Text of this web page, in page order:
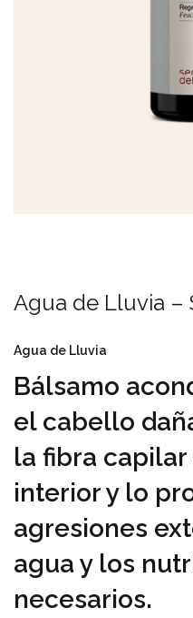
Agua de Lluvia –
Agua de Lluvia
Bálsamo
el cabello
la fibra capilar
interior y lo
agresiones
agua y los
necesarios.